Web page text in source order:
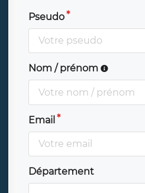
Pseudo
Nom / prénom
Email
Département